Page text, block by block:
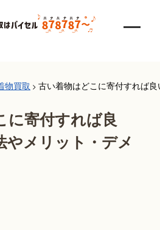
物買取 > 古い着物はどこに寄付すれば
に寄付すれば良
やメリット・デメ